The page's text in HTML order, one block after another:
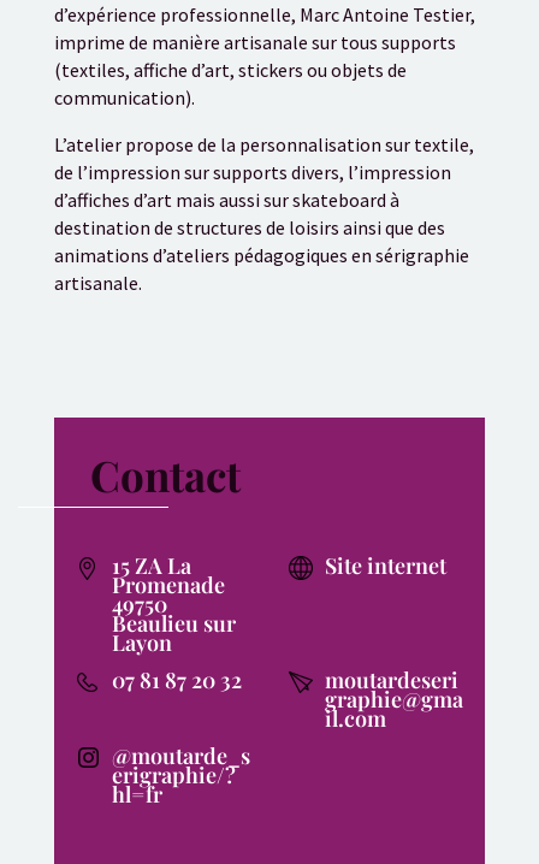
d’expérience professionnelle, Marc Antoine Testier,
imprime de manière artisanale sur tous supports
(textiles, affiche d’art, stickers ou objets de
communication).
L’atelier propose de la personnalisation sur textile,
de l’impression sur supports divers, l’impression
d’affiches d’art mais aussi sur skateboard à
destination de structures de loisirs ainsi que des
animations d’ateliers pédagogiques en sérigraphie
artisanale.
Contact
15 ZA La
Promenade
49750
Beaulieu sur
Layon
Site internet
07 81 87 20 32 moutardeseri
graphie@gma
il.com
@moutarde_s
erigraphie/?
hl=fr